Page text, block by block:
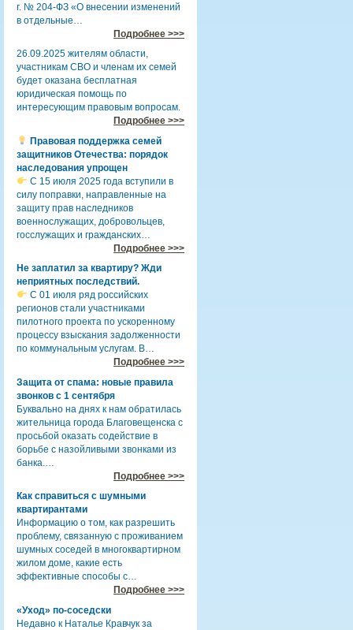
г. № 204-ФЗ «О внесении изменений
в отдельные…
Подробнее >>>
26.09.2025 жителям области,
участникам СВО и членам их семей
будет оказана бесплатная
юридическая помощь по
интересующим правовым вопросам.
Подробнее >>>
Правовая поддержка семей
защитников Отечества: порядок
наследования упрощен
С 15 июля 2025 года вступили в
силу поправки, направленные на
защиту прав наследников
военнослужащих, добровольцев,
госслужащих и гражданских…
Подробнее >>>
Не заплатил за квартиру? Жди
неприятных последствий.
С 01 июля ряд российских
регионов стали участниками
пилотного проекта по ускоренному
процессу взыскания задолженности
по коммунальным услугам. В…
Подробнее >>>
Защита от спама: новые правила
звонков с 1 сентября
Буквально на днях к нам обратилась
жительница города Благовещенска с
просьбой оказать содействие в
борьбе с назойливыми звонками из
банка.…
Подробнее >>>
Как справиться с шумными
квартирантами
Информацию о том, как разрешить
проблему, связанную с проживанием
шумных соседей в многоквартирном
жилом доме, какие есть
эффективные способы с…
Подробнее >>>
«Уход» по-соседски
Недавно к Наталье Кравчук за